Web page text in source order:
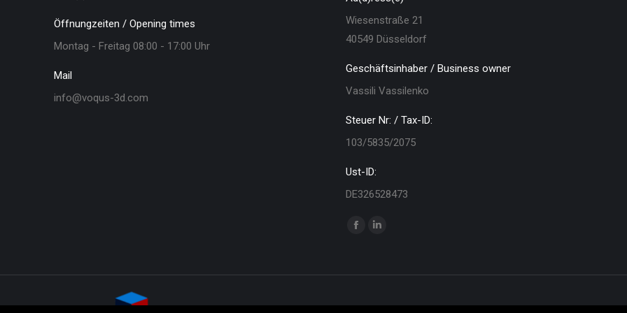
Öffnungzeiten / Opening times
Montag - Freitag 08:00 - 17:00 Uhr
Mail
info@voqus-3d.com
Wiesenstraße 21
40549 Düsseldorf
Geschäftsinhaber / Business owner
Vassili Vassilenko
Steuer Nr: / Tax-ID:
103/5835/2075
Ust-ID:
DE326528473
Finden Sie uns auf:
Facebook
newnew